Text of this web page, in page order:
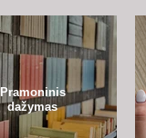
Pramoninis
dažymas